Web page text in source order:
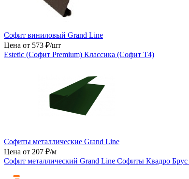
Софит виниловый Grand Line
Цена от 573 ₽/шт
Estetic (Софит Premium) Классика (Софит Т4)
Софиты металлические Grand Line
Цена от 207 ₽/м
Софит металлический Grand Line Софиты Квадро Брус